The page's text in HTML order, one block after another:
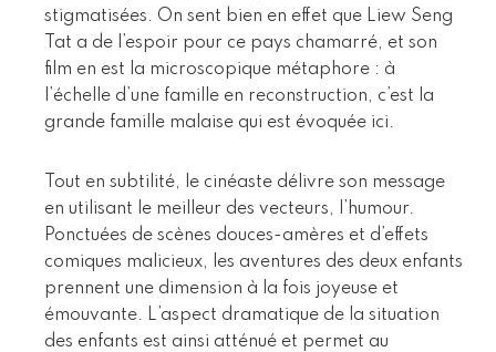
stigmatisées. On sent bien en effet que Liew Seng
Tat a de l’espoir pour ce pays chamarré, et son
film en est la microscopique métaphore : à
l’échelle d’une famille en reconstruction, c’est la
grande famille malaise qui est évoquée ici.
Tout en subtilité, le cinéaste délivre son message
en utilisant le meilleur des vecteurs, l’humour.
Ponctuées de scènes douces-amères et d’effets
comiques malicieux, les aventures des deux enfants
prennent une dimension à la fois joyeuse et
émouvante. L’aspect dramatique de la situation
des enfants est ainsi atténué et permet au